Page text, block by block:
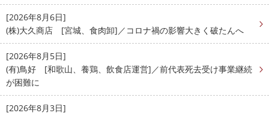
[2026年8月6日]
(株)大久商店 [宮城、食肉卸]／コロナ禍の影響大きく破たんへ
[2026年8月5日]
(有)鳥好 [和歌山、養鶏、飲食店運営]／前代表死去受け事業継続
が困難に
[2026年8月3日]